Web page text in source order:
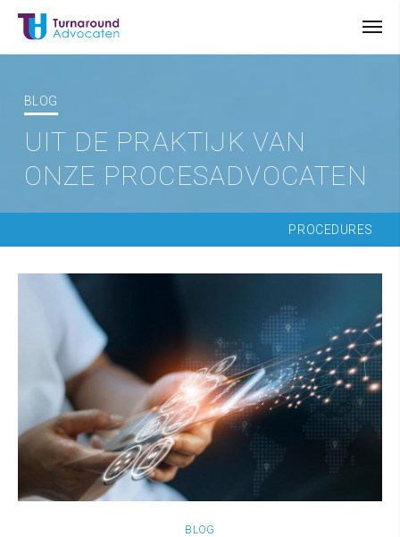
BLOG
UIT DE PRAKTIJK VAN
ONZE PROCESADVOCATEN
PROCEDURES
BLOG